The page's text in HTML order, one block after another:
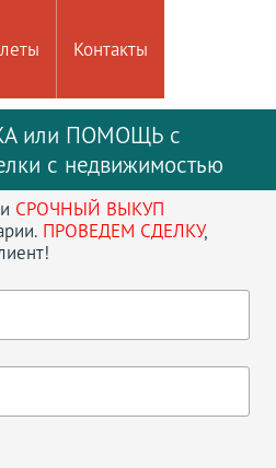
Контакты
Регистрация
или ПОМОЩЬ с
с недвижимостью
СРОЧНЫЙ ВЫКУП
ПРОВЕДЕМ СДЕЛКУ,